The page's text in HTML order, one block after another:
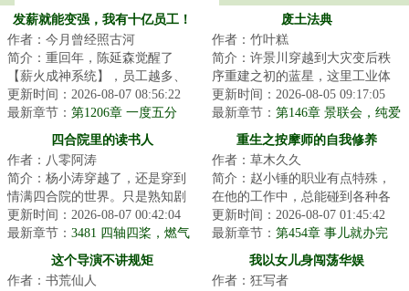
发薪就能变强，我有十亿员工！
作者：今月曾经照古河
简介：重回年，陈延森觉醒了
【薪火成神系统】，员工越多、
工资越高，薪火积累越快，能力
就越强！精神+，...
更新时间：2026-08-07 08:56:22
最新章节： 第1206章 一度五分
钱，电价地板！我想把这个世界
变成一家公司！
废土法典
作者：竹叶糕
简介：许景川穿越到大灾变后秩
序重建之初的蓝星，这里工业体
系崩塌、人口锐减、土地变质、
犯罪横行、权力...
更新时间：2026-08-05 09:17:05
最新章节： 第146章 景联会，纯爱
战士倒下了（求月票）
四合院里的读书人
作者：八零阿涛
简介：杨小涛穿越了，还是穿到
情满四合院的世界。只是熟知剧
情的他，更倾向于称呼为禽满四
合院。刚来就碰...
更新时间：2026-08-07 00:42:04
最新章节： 3481 四轴四桨，燃气
重生之按摩师的自我修养
作者：草木久久
简介：赵小锤的职业有点特殊，
在他的工作中，总能碰到各种各
样的男人，以及形形色色的女
人。重生的他有一...
更新时间：2026-08-07 01:45:42
最新章节： 第454章 事儿就办完
啦？！！
这个导演不讲规矩
作者：书荒仙人
我以女儿身闯荡华娱
作者：狂写者